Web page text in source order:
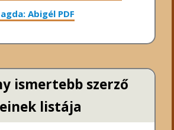
Abigél PDF
ismertebb szerző
listája